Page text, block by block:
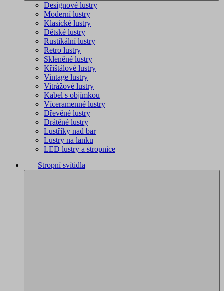
Designové lustry
Moderní lustry
Klasické lustry
Dětské lustry
Rustikální lustry
Retro lustry
Skleněné lustry
Křištálové lustry
Vintage lustry
Vitrážové lustry
Kabel s objímkou
Víceramenné lustry
Dřevěné lustry
Drátěné lustry
Lustříky nad bar
Lustry na lanku
LED lustry a stropnice
Stropní svítidla